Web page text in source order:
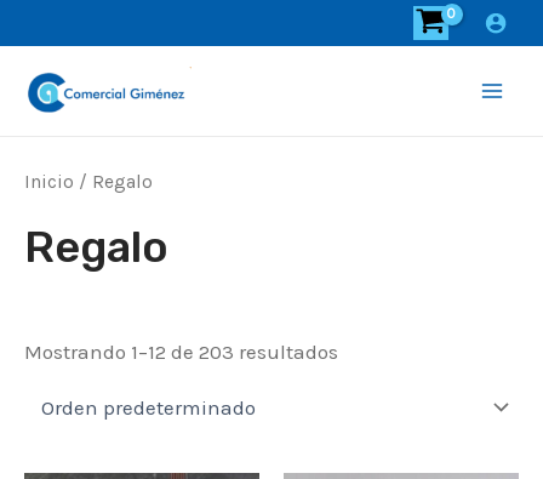
al
contenido
Inicio / Regalo
Regalo
Mostrando 1–12 de 203 resultados